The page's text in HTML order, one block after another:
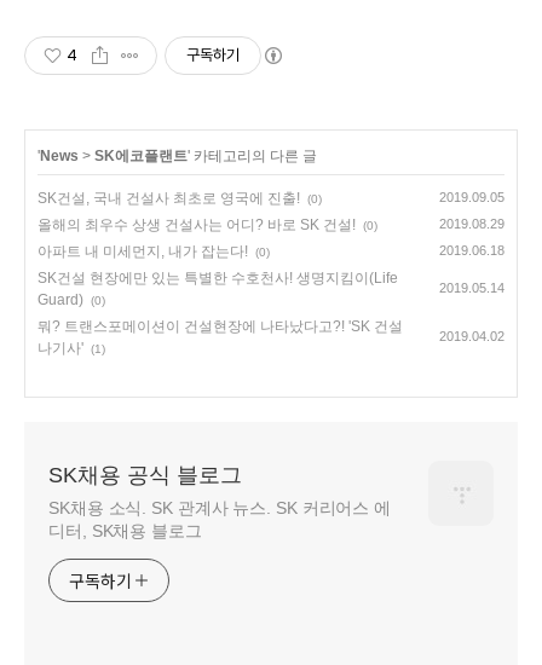
4 구독하기
'News > SK에코플랜트' 카테고리의 다른 글
SK건설, 국내 건설사 최초로 영국에 진출! (0) 2019.09.05
올해의 최우수 상생 건설사는 어디? 바로 SK 건설! (0) 2019.08.29
아파트 내 미세먼지, 내가 잡는다! (0) 2019.06.18
SK건설 현장에만 있는 특별한 수호천사! 생명지킴이(Life
Guard) (0)
2019.05.14
뭐? 트랜스포메이션이 건설현장에 나타났다고?! 'SK 건설
나기사' (1)
2019.04.02
SK채용 공식 블로그
SK채용 소식. SK 관계사 뉴스. SK 커리어스 에
디터, SK채용 블로그
구독하기